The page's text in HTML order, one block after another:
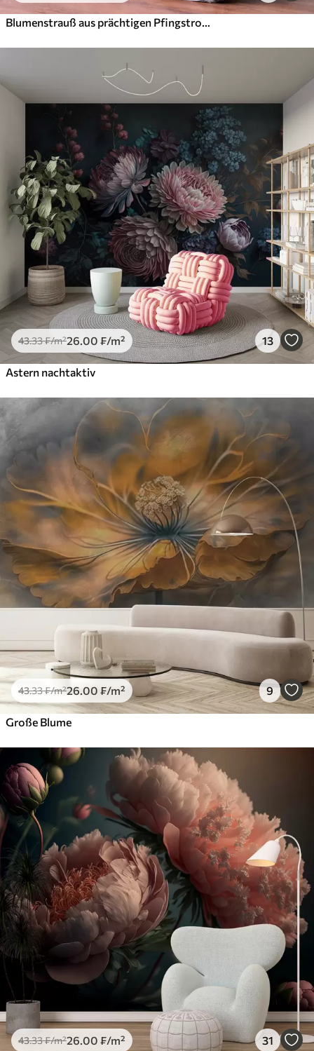
43.33₣/m²26 .00 ₣/m² 13
Astern nachtaktiv
43.33₣/m²26.00 ₣/m² 9
Große Blume
43.33₣/m²26 .00 ₣/m² 31